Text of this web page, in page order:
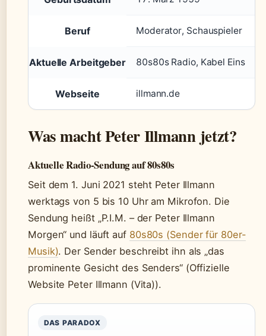
Beruf Moderator, Schauspieler
Aktuelle Arbeitgeber 80s80s Radio, Kabel Eins
Webseite illmann.de
Was macht Peter Illmann jetzt?
Aktuelle Radio-Sendung auf 80s80s
Seit dem 1. Juni 2021 steht Peter Illmann
werktags von 5 bis 10 Uhr am Mikrofon. Die
Sendung heißt „P.I.M. – der Peter Illmann
Morgen“ und läuft auf 80s80s (Sender für 80er-
Musik). Der Sender beschreibt ihn als „das
prominente Gesicht des Senders“ (Offizielle
Website Peter Illmann (Vita)).
DAS PARADOX